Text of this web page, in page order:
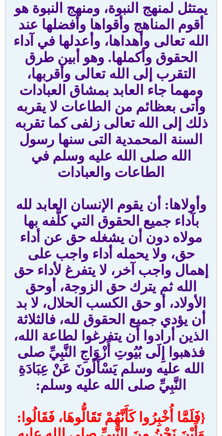
يمتثل لمنهج النبوة، ومنهج النبوة هو
أقوم المناهج وأقواها وأفضلها عند
الله تعالى وأهداها، وأعدلها في آداء
الحقوق وأكملها. وهو أبين طرق
التقرب إلى الله تعالى وأقربها،
ومهما جاء العابد بمشاق العبادات
وأتى بعظائم من الطاعات لا يقربه
ذلك إلى الله تعالى زلفى كما تقربه
السنة المحمدية التى سنها رسول
الله صلى الله عليه وسلم في
الطاعات والعبادات
وأولاها: أن يقوم الإنسان العابد لله
بآداء جميع الحقوق التي كلَّفه بها
مولاه دون أن يشغله حق عن أداء
حق، ولا يحمله أداء واجب على
إهمال واجب آخر، لا يتفرغ لأداء حق
الله ثم يترك حق الزوجة، أوحق
الأولاد، أو حق الكسب الحلال، لا بد
أن يؤدي جميع الحقوق لله، فالثلاثة
الذين أرادوا أن يتفرغوا لطاعة الله،
فذهبوا إِلَى بُيُوتِ أَزْوَاجِ النَّبِيِّ صلى
الله عليه وسلم يَسْأَلُونَ عَنْ عِبَادَةِ
النَّبِيِّ صلى الله عليه وسلم:
{فَلَمَّا أُخْبِرُوا كَأَنَّهُمْ تَقَالُّوهَا، فَقَالُوا: